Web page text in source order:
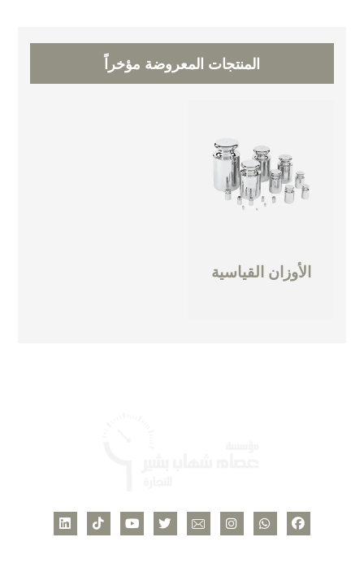
المنتجات المعروضة مؤخراً
الأوزان القياسية